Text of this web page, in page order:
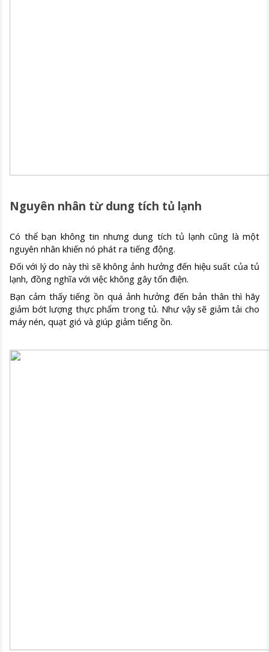
Nguyên nhân từ dung tích tủ lạnh
Có thể bạn không tin nhưng dung tích tủ lạnh cũng là một
nguyên nhân khiến nó phát ra tiếng động.
Đối với lý do này thì sẽ không ảnh hưởng đến hiệu suất của tủ
lạnh, đồng nghĩa với việc không gây tốn điện.
Bạn cảm thấy tiếng ồn quá ảnh hưởng đến bản thân thì hãy
giảm bớt lượng thực phẩm trong tủ. Như vậy sẽ giảm tải cho
máy nén, quạt gió và giúp giảm tiếng ồn.